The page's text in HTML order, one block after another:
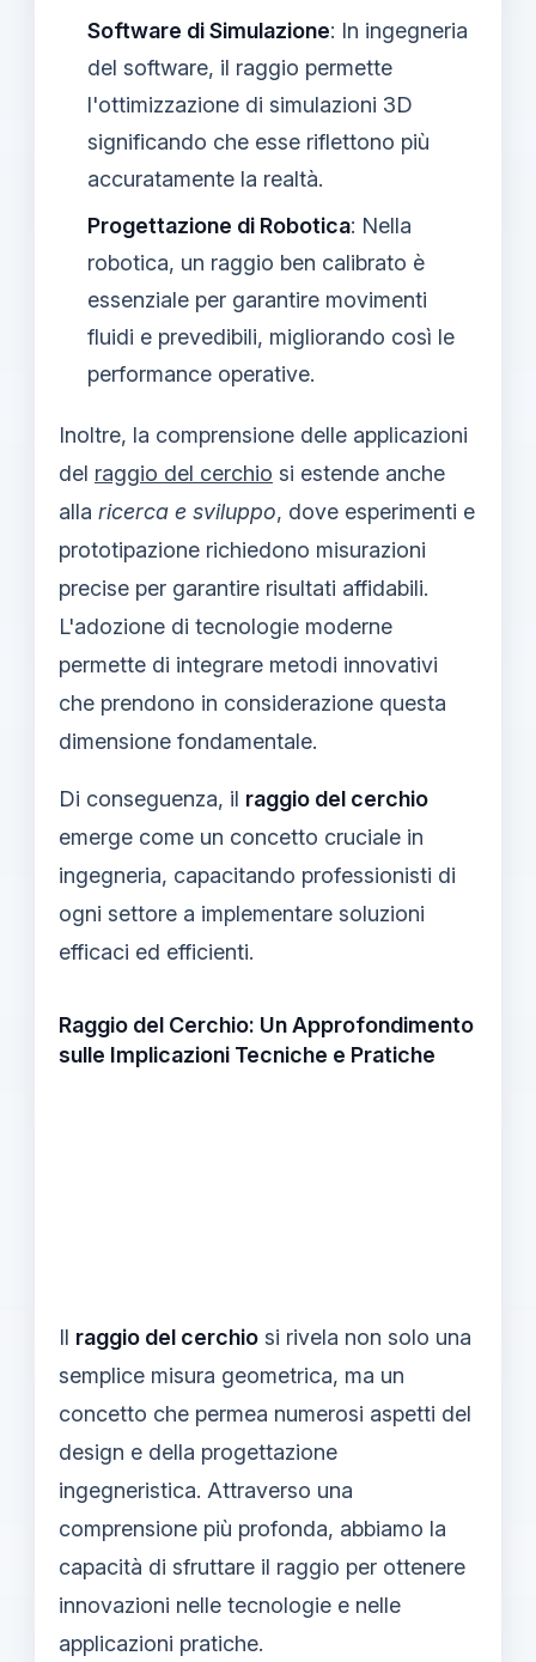
Software di Simulazione: In ingegneria
del software, il raggio permette
l'ottimizzazione di simulazioni 3D
significando che esse riflettono più
accuratamente la realtà.
Progettazione di Robotica: Nella
robotica, un raggio ben calibrato è
essenziale per garantire movimenti
fluidi e prevedibili, migliorando così le
performance operative.
Inoltre, la comprensione delle applicazioni
del raggio del cerchio si estende anche
alla ricerca e sviluppo, dove esperimenti e
prototipazione richiedono misurazioni
precise per garantire risultati affidabili.
L'adozione di tecnologie moderne
permette di integrare metodi innovativi
che prendono in considerazione questa
dimensione fondamentale.
Di conseguenza, il raggio del cerchio
emerge come un concetto cruciale in
ingegneria, capacitando professionisti di
ogni settore a implementare soluzioni
efficaci ed efficienti.
Raggio del Cerchio: Un Approfondimento
sulle Implicazioni Tecniche e Pratiche
Il raggio del cerchio si rivela non solo una
semplice misura geometrica, ma un
concetto che permea numerosi aspetti del
design e della progettazione
ingegneristica. Attraverso una
comprensione più profonda, abbiamo la
capacità di sfruttare il raggio per ottenere
innovazioni nelle tecnologie e nelle
applicazioni pratiche.